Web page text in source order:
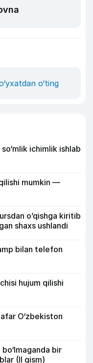
o‘ting
ichimlik ishlab
mumkin —
o’qishga kiritib
shaxs ushlandi
bilan telefon
hujum qilishi
O‘zbekiston
bir
(II qism)